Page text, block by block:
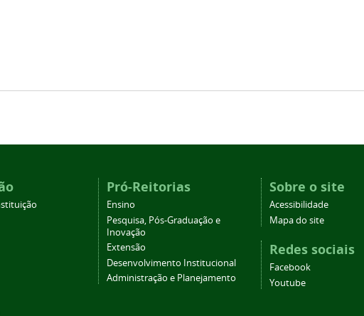
Pró-Reitorias
Ensino
Pesquisa, Pós-Graduação e
Inovação
Extensão
Desenvolvimento Institucional
Administração e Planejamento
Sobre o site
Acessibilidade
Mapa do site
Redes sociais
Facebook
Youtube